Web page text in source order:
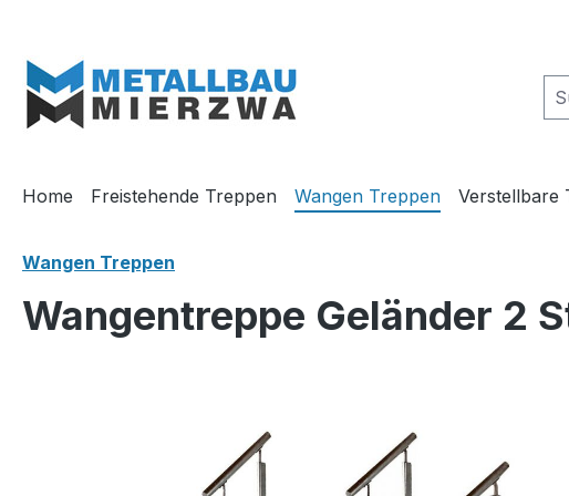
Home Freistehende Treppen Wangen Treppen Verstellbare
Wangen Treppen
Wangentreppe Geländer 2